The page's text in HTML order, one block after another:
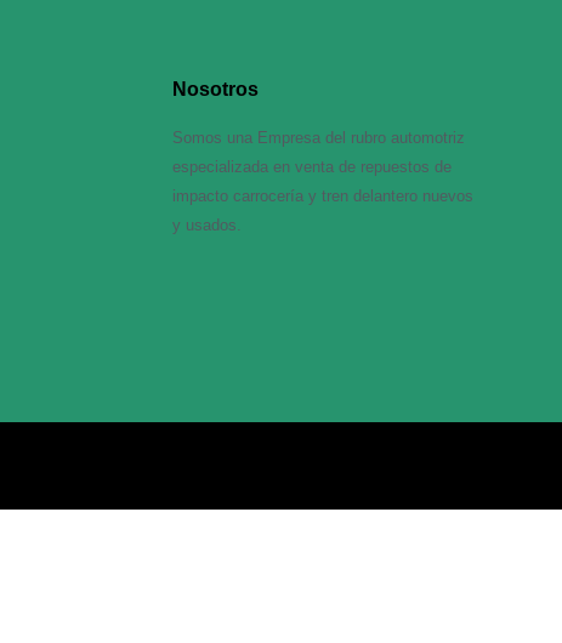
Nosotros
Somos una Empresa del rubro automotriz
especializada en venta de repuestos de
impacto carrocería y tren delantero nuevos
y usados.